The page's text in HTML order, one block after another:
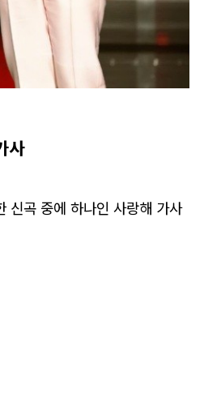
사
신곡 중에 하나인 사랑해 가사